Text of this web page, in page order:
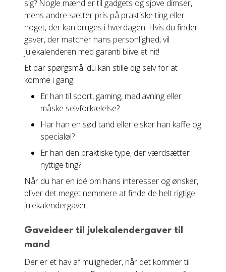
sig? Nogle mænd er til gadgets og sjove dimser,
mens andre sætter pris på praktiske ting eller
noget, der kan bruges i hverdagen. Hvis du finder
gaver, der matcher hans personlighed, vil
julekalenderen med garanti blive et hit!
Et par spørgsmål du kan stille dig selv for at
komme i gang:
Er han til sport, gaming, madlavning eller
måske selvforkælelse?
Har han en sød tand eller elsker han kaffe og
specialøl?
Er han den praktiske type, der værdsætter
nyttige ting?
Når du har en idé om hans interesser og ønsker,
bliver det meget nemmere at finde de helt rigtige
julekalendergaver.
Gaveideer til julekalendergaver til
mand
Der er et hav af muligheder, når det kommer til